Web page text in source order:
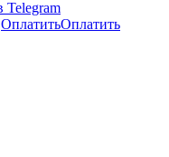
ОплатитьОплатить